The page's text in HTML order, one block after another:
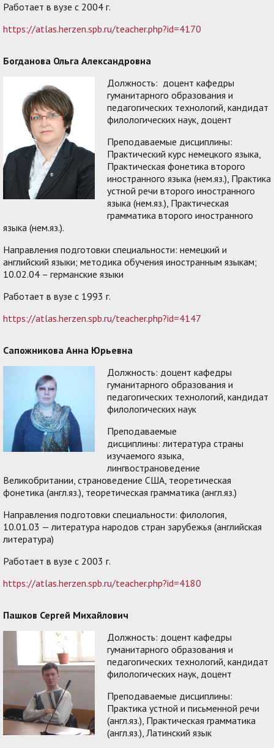
Работает в вузе с 2004 г.
https://atlas.herzen.spb.ru/teacher.php?id=4170
Богданова Ольга Александровна
Должность: доцент кафедры
гуманитарного образования и
педагогических технологий, кандидат
филологических наук, доцент
Преподаваемые дисциплины:
Практический курс немецкого языка,
Практическая фонетика второго
иностранного языка (нем.яз.), Практика
устной речи второго иностранного
языка (нем.яз.), Практическая
грамматика второго иностранного
языка (нем.яз.).
Направления подготовки специальности: немецкий и
английский языки; методика обучения иностранным языкам;
10.02.04 – германские языки
Работает в вузе с 1993 г.
https://atlas.herzen.spb.ru/teacher.php?id=4147
Сапожникова Анна Юрьевна
Должность: доцент кафедры
гуманитарного образования и
педагогических технологий, кандидат
филологических наук
Преподаваемые
дисциплины: литература страны
изучаемого языка,
лингвострановедение
Великобритании, страноведение США, теоретическая
фонетика (англ.яз.), теоретическая грамматика (англ.яз.)
Направления подготовки специальности: филология,
10.01.03 — литература народов стран зарубежья (английская
литература)
Работает в вузе с 2003 г.
https://atlas.herzen.spb.ru/teacher.php?id=4180
Пашков Сергей Михайлович
Должность: доцент кафедры
гуманитарного образования и
педагогических технологий, кандидат
филологических наук, доцент
Преподаваемые дисциплины:
Практика устной и письменной речи
(англ.яз.), Практическая грамматика
(англ.яз.), Латинский язык